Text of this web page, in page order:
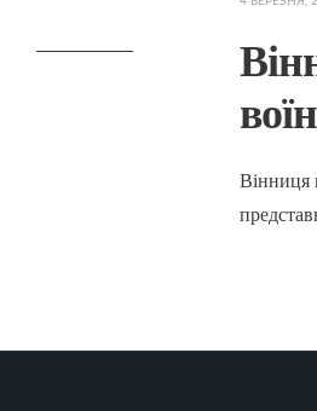
Вінниця